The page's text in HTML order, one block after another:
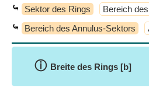
⤿ Sektor des Rings Bereich
⤿ Bereich des Annulus-Sektors
ⓘ Breite des Rings [b]